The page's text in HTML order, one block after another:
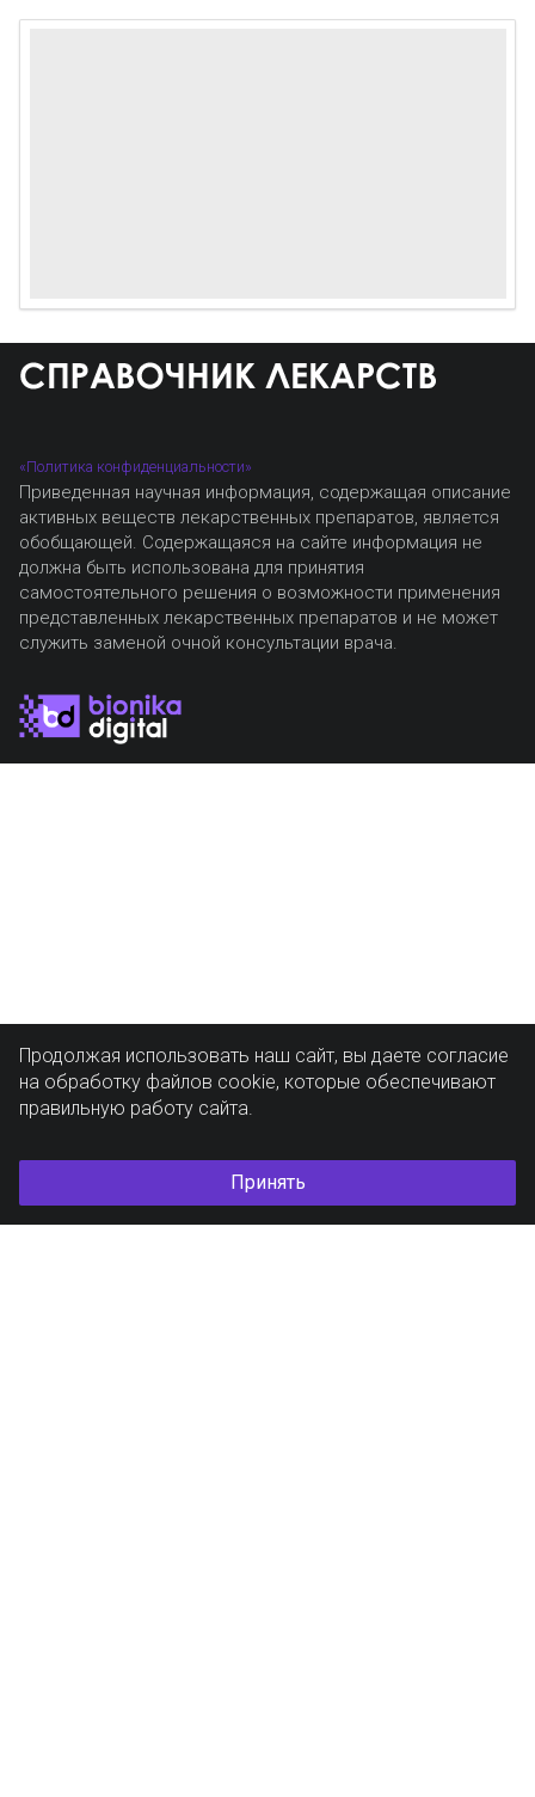
«Политика конфиденциальности»
Приведенная научная информация, содержащая описание
активных веществ лекарственных препаратов, является
обобщающей. Содержащаяся на сайте информация не
должна быть использована для принятия
самостоятельного решения о возможности применения
представленных лекарственных препаратов и не может
служить заменой очной консультации врача.
Продолжая использовать наш сайт, вы даете согласие
на обработку файлов cookie, которые обеспечивают
правильную работу сайта.
Принять